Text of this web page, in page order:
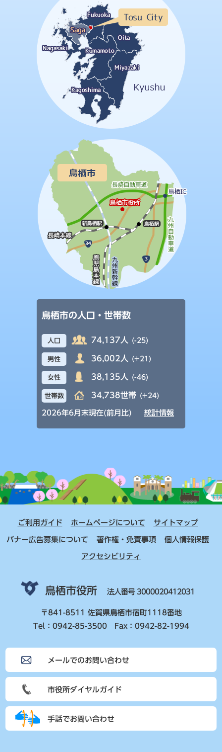
鳥栖市の人口・世帯数
人口 74,137人 (-25)
男性 36,002人 (+21)
女性 38,135人 (-46)
世帯数 34,738世帯 (+24)
2026年6月末現在(前月比) 統計情報
ご利用ガイド ホームページについて サイトマップ
バナー広告募集について 著作権・免責事項 個人情報保護
アクセシビリティ
鳥栖市役所 法人番号 3000020412031
〒841-8511 佐賀県鳥栖市宿町1118番地
Tel：0942-85-3500 Fax：0942-82-1994
メールでのお問い合わせ
市役所ダイヤルガイド
手話でお問い合わせ